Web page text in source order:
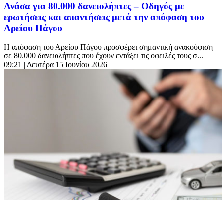
Ανάσα για 80.000 δανειολήπτες – Οδηγός με
ερωτήσεις και απαντήσεις μετά την απόφαση του
Αρείου Πάγου
Η απόφαση του Αρείου Πάγου προσφέρει σημαντική ανακούφιση
σε 80.000 δανειολήπτες που έχουν εντάξει τις οφειλές τους σ...
09:21 | Δευτέρα 15 Ιουνίου 2026